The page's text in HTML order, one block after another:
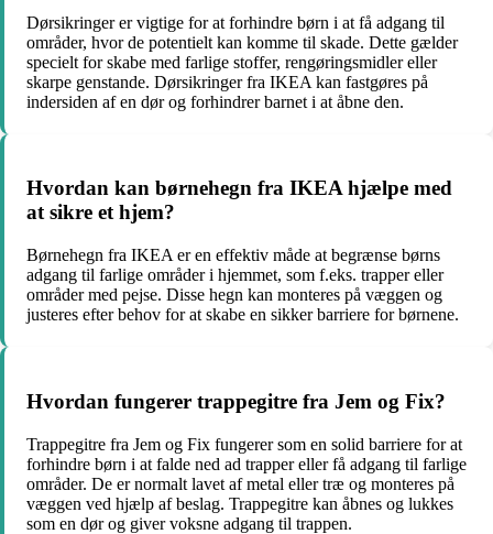
Dørsikringer er vigtige for at forhindre børn i at få adgang til
områder, hvor de potentielt kan komme til skade. Dette gælder
specielt for skabe med farlige stoffer, rengøringsmidler eller
skarpe genstande. Dørsikringer fra IKEA kan fastgøres på
indersiden af en dør og forhindrer barnet i at åbne den.
Hvordan kan børnehegn fra IKEA hjælpe med
at sikre et hjem?
Børnehegn fra IKEA er en effektiv måde at begrænse børns
adgang til farlige områder i hjemmet, som f.eks. trapper eller
områder med pejse. Disse hegn kan monteres på væggen og
justeres efter behov for at skabe en sikker barriere for børnene.
Hvordan fungerer trappegitre fra Jem og Fix?
Trappegitre fra Jem og Fix fungerer som en solid barriere for at
forhindre børn i at falde ned ad trapper eller få adgang til farlige
områder. De er normalt lavet af metal eller træ og monteres på
væggen ved hjælp af beslag. Trappegitre kan åbnes og lukkes
som en dør og giver voksne adgang til trappen.